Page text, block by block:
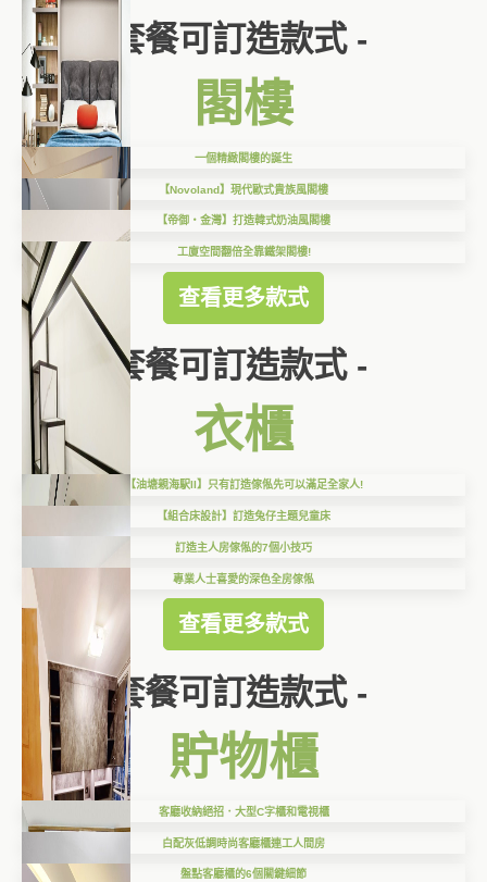
套餐可訂造款式 -
閣樓
一個精緻閣樓的誕生
【Novoland】現代歐式貴族風閣樓
【帝御‧金灣】打造韓式奶油風閣樓
工廈空間翻倍全靠鐵架閣樓!
查看更多款式
套餐可訂造款式 -
衣櫃
【油塘親海駅II】只有訂造傢俬先可以滿足全家人!
【組合床設計】訂造兔仔主題兒童床
訂造主人房傢俬的7個小技巧
專業人士喜愛的深色全房傢俬
查看更多款式
套餐可訂造款式 -
貯物櫃
客廳收納絕招．大型C字櫃和電視櫃
白配灰低調時尚客廳櫃連工人間房
盤點客廳櫃的6個關鍵細節